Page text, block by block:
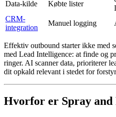
Data-kilde Købte lister
CRM-
integration
Manuel logging
Effektiv outbound starter ikke med
med Lead Intelligence: at finde og
ringer. AI scanner data, prioriterer
dit opkald relevant i stedet for
Hvorfor er Spray and